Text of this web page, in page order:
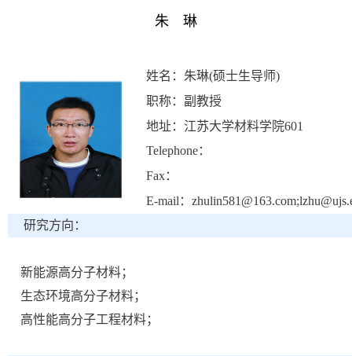
朱 琳
姓名：朱琳(硕士生导师)
职称：副教授
地址：江苏大学材料学院601
Telephone：
Fax：
E-mail：
研究方向：
新能源高分子材料；
生态环境高分子材料；
高性能高分子工程材料；